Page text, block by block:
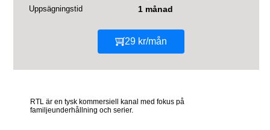
Uppsägningstid 1 månad
29 kr/mån
RTL är en tysk kommersiell kanal med fokus på
familjeunderhållning och serier.